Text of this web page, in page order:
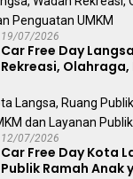
19/07/2026
Car Free Day
Rekreasi, Olahraga,
UMKM
12/07/2026
Car Free Day Kota
Publik Ramah Anak